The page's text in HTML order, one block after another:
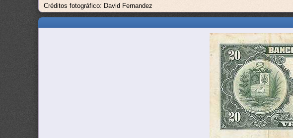
Créditos fotográfico: David Fernandez